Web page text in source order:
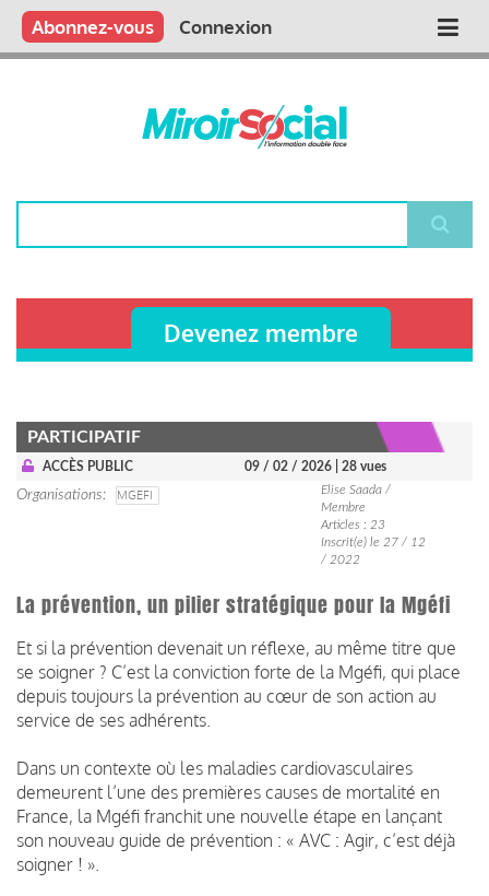
Aller
contenu
Main
Qui sommes nous ?
Vous publiez
Nous publions
Contactez-nous
Abonnez-vous Connexion
Devenez membre
PARTICIPATIF
ACCÈS PUBLIC 09 / 02 / 2026 | 28 vues
Organisations MGEFI
Elise Saada /
Membre
Articles : 23
Inscrit(e) le 27 / 12
/ 2022
La prévention, un pilier stratégique pour la Mgéfi
Et si la prévention devenait un réflexe, au même titre que
se soigner ? C’est la conviction forte de la Mgéfi, qui place
depuis toujours la prévention au cœur de son action au
service de ses adhérents.
Dans un contexte où les maladies cardiovasculaires
demeurent l’une des premières causes de mortalité en
France, la Mgéfi franchit une nouvelle étape en lançant
son nouveau guide de prévention : « AVC : Agir, c’est déjà
soigner ! ».